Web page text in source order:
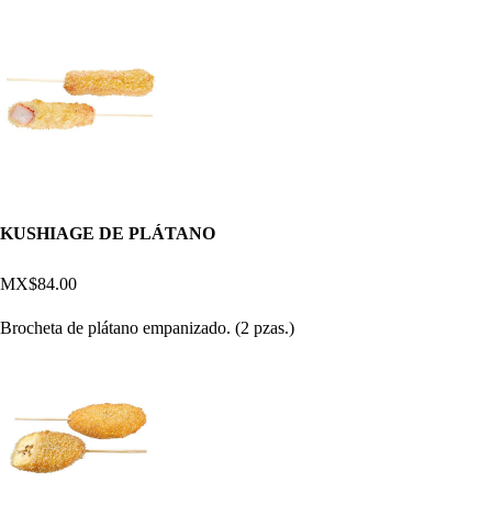
KUSHIAGE DE PLÁTANO
MX$84.00
Brocheta de plátano empanizado. (2 pzas.)